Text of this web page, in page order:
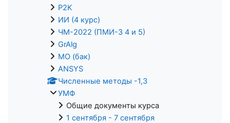
P2K
ИИ (4 курс)
ЧМ-2022 (ПМИ-3 4 и 5)
GrAlg
МО (бак)
ANSYS
Численные методы -1,3
УМФ
Общие документы курса
1 сентября - 7 сентября